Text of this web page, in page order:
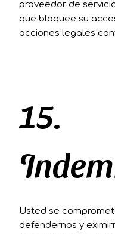
proveedor de
que bloquee su
acciones legales
15.
Usted se
defendernos y